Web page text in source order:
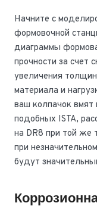
Начните с
формовочной
диаграммы
прочности за счет
увеличения
материала и
ваш колпачок вмят
подобных ISTA,
на DR8 при той же
при
будут